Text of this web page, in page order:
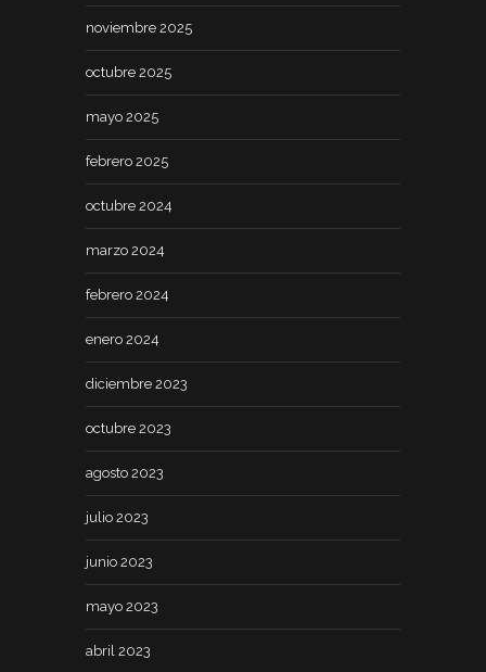
noviembre 2025
octubre 2025
mayo 2025
febrero 2025
octubre 2024
marzo 2024
febrero 2024
enero 2024
diciembre 2023
octubre 2023
agosto 2023
julio 2023
junio 2023
mayo 2023
abril 2023